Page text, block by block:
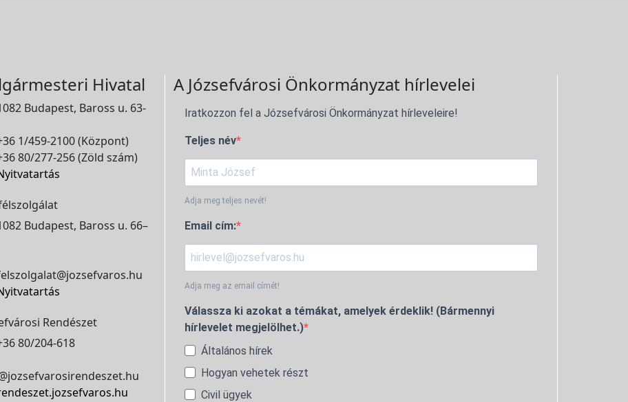
Hivatal
Budapest, Baross u. 63-
1/459-2100 (Központ)
80/277-256 (Zöld szám)
Budapest, Baross u. 66–
Rendészet
80/204-618
A Józsefvárosi Önkormányzat hírlevelei
Iratkozzon fel a Józsefvárosi Önkormányzat hírleveleire!
Teljes név
Adja meg teljes nevét!
Email cím:
Adja meg az email címét!
Válassza ki azokat a témákat, amelyek érdeklik! (Bármennyi
hírlevelet megjelölhet.)
Általános hírek
Hogyan vehetek részt
Civil ügyek